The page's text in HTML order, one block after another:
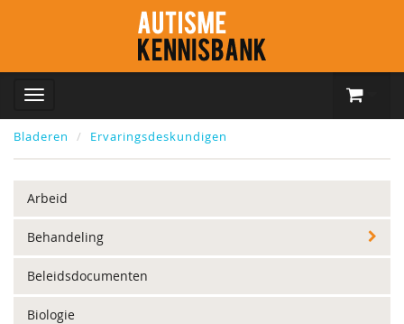
Bladeren Ervaringsdeskundigen
Arbeid
Behandeling
Beleidsdocumenten
Biologie